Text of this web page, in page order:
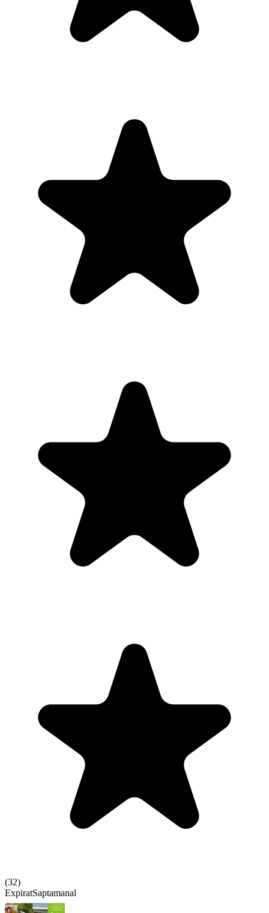
(32)
ExpiratSaptamanal